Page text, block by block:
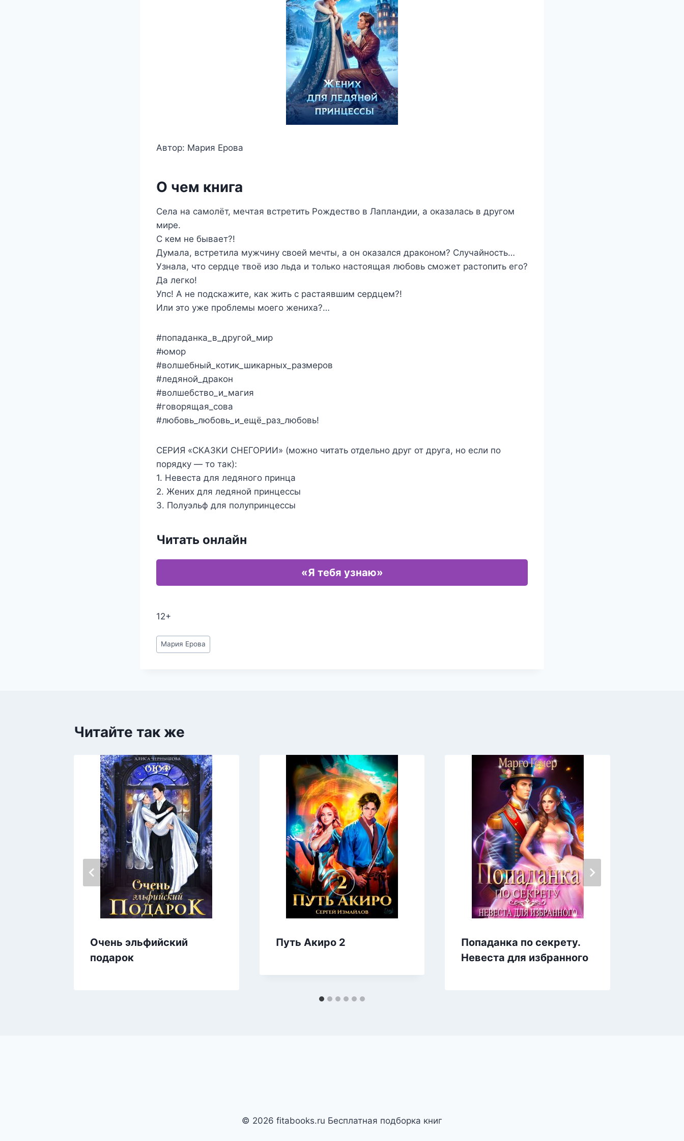
Автор: Мария Ерова
О чем книга
Села на самолёт, мечтая встретить Рождество в Лапландии, а оказалась в другом
мире.
С кем не бывает?!
Думала, встретила мужчину своей мечты, а он оказался драконом? Случайность…
Узнала, что сердце твоё изо льда и только настоящая любовь сможет растопить его?
Да легко!
Упс! А не подскажите, как жить с растаявшим сердцем?!
Или это уже проблемы моего жениха?…
#попаданка_в_другой_мир
#юмор
#волшебный_котик_шикарных_размеров
#ледяной_дракон
#волшебство_и_магия
#говорящая_сова
#любовь_любовь_и_ещё_раз_любовь!
СЕРИЯ «СКАЗКИ СНЕГОРИИ» (можно читать отдельно друг от друга, но если по
порядку — то так):
1. Невеста для ледяного принца
2. Жених для ледяной принцессы
3. Полуэльф для полупринцессы
Читать онлайн
«Я тебя узнаю»
12+
Метки
записи:
Мария Ерова
Читайте так же
Очень эльфийский
подарок
Путь Акиро 2
Попаданка по секрету.
Невеста для избранного
© 2026 fitabooks.ru Бесплатная подборка книг